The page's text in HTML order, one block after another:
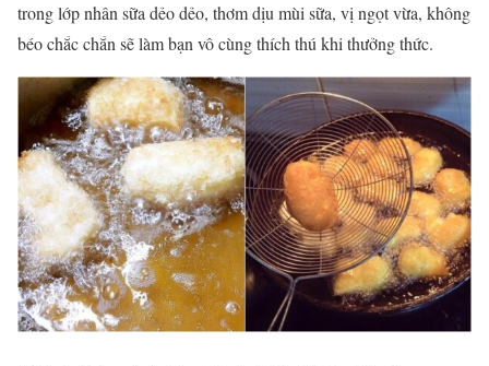
trong lớp nhân sữa dẻo dẻo, thơm dịu mùi sữa, vị ngọt vừa, không
béo chắc chắn sẽ làm bạn vô cùng thích thú khi thưởng thức.